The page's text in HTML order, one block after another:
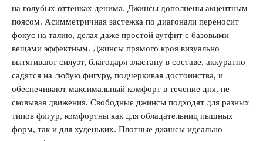
Забыли свой пароль?
на голубых оттенках денима. Джинсы дополнены акцентным
поясом. Асимметричная застежка по диагонали переносит
фокус на талию, делая даже простой аутфит с базовыми
вещами эффектным. Джинсы прямого кроя визуально
вытягивают силуэт, благодаря эластану в составе, аккуратно
садятся на любую фигуру, подчеркивая достоинства, и
обеспечивают максимальный комфорт в течение дня, не
сковывая движения. Свободные джинсы подходят для разных
типов фигур, комфортны как для обладательниц пышных
форм, так и для худеньких. Плотные джинсы идеально